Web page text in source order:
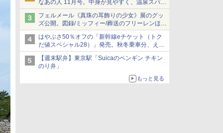
なあの人 11月号。中身が見やすく、温泉スパに
も使える
フェルメール《真珠の耳飾りの少女》展のグッ
ズ公開。図録/ミッフィー/葬送のフリーレンほ
か、注目ブランドコラボが実現
はやぶさ50％オフの「新幹線eチケット（トク
だ値スペシャル28）」発売。秋冬乗車分、えき
ねっと限定
【週末駅弁】東京駅「Suicaのペンギン チキン
のり弁」
もっと見る